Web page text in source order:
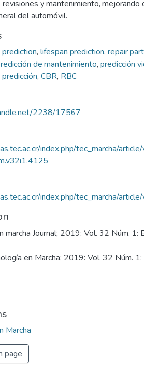
y mantenimiento, mejorando
del automóvil.
, lifespan prediction, repair
de mantenimiento, predicción
, CBR, RBC
2238/17567
index.php/tec_marcha/
index.php/tec_marcha/
marcha Journal; 2019: Vol. 32 Núm.
en Marcha; 2019: Vol. 32 Núm.
Marcha
page